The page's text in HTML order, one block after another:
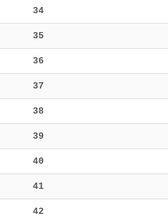
34
35
36
37
38
39
40
41
42